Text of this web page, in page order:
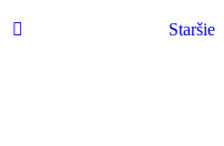
Staršie